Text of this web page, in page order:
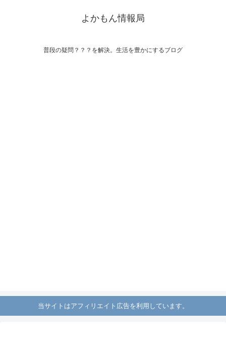
よかもん情報局
普段の疑問？？？を解決。生活を豊かにするブログ
当サイトはアフィリエイト広告を利用しています。